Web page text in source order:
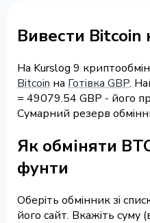
Вивести Bitcoin
На Kurslog 9
Bitcoin на Готівка GBP.
= 49079.54 GBP - його
Сумарний резерв
Як обміняти
фунти
Оберіть обмінник зі
його сайт. Вкажіть суму